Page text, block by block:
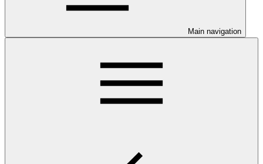
Main navigation